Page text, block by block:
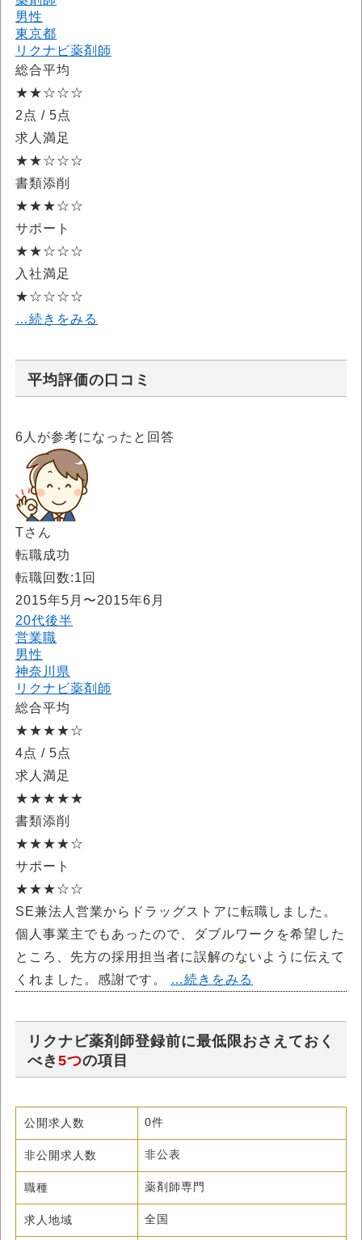
男性
東京都
リクナビ薬剤師
総合平均
★★☆☆☆
2点 / 5点
求人満足
★★☆☆☆
書類添削
★★★☆☆
サポート
★★☆☆☆
入社満足
★☆☆☆☆
…続きをみる
平均評価の口コミ
6 人が参考になったと回答
Tさん
転職成功
転職回数:1回
2015年5月〜2015年6月
20代後半
営業職
男性
神奈川県
リクナビ薬剤師
総合平均
★★★★☆
4点 / 5点
求人満足
★★★★★
書類添削
★★★★☆
サポート
★★★☆☆
SE兼法人営業からドラッグストアに転職しました。
個人事業主でもあったので、ダブルワークを希望した
ところ、先方の採用担当者に誤解のないように伝えて
くれました。感謝です。
…続きをみる
リクナビ薬剤師登録前に最低限おさえておく
べき 5つの項目
公開求人数 0件
非公開求人数 非公表
職種 薬剤師専門
求人地域 全国